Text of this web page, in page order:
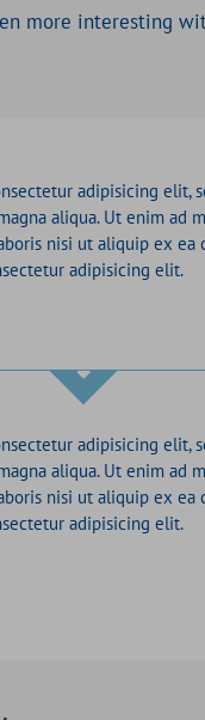
more interesting
adipisicing elit,
aliqua. Ut enim ad
nisi ut aliquip ex ea
adipisicing elit.
adipisicing elit,
aliqua. Ut enim ad
nisi ut aliquip ex ea
adipisicing elit.